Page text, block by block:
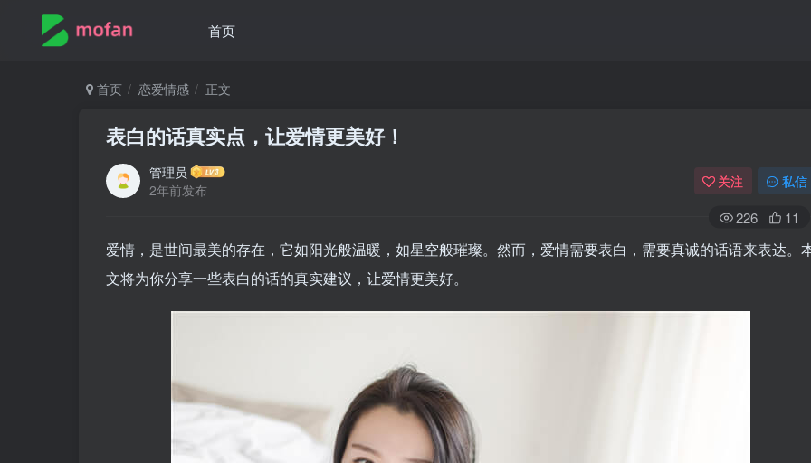
首页
首页 恋爱情感 正文
表白的话真实点，让爱情更美好！
管理员
2年前发布
关注 私信
226 11
爱情，是世间最美的存在，它如阳光般温暖，如星空般璀璨。然而，爱情需要表白，需要真诚的话语来表达。
文将为你分享一些表白的话的真实建议，让爱情更美好。